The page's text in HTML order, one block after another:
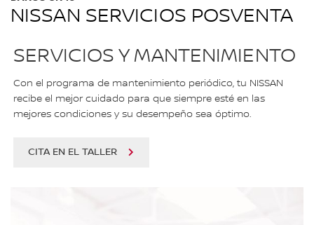
NISSAN SERVICIOS POSVENTA
SERVICIOS Y MANTENIMIENTO
Con el programa de mantenimiento periódico, tu NISSAN
recibe el mejor cuidado para que siempre esté en las
mejores condiciones y su desempeño sea óptimo.
CITA EN EL TALLER